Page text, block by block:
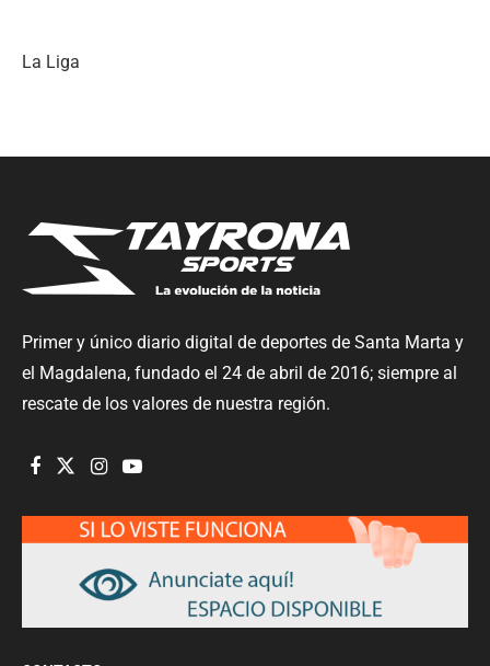
La Liga
Primer y único diario digital de deportes de Santa Marta y
el Magdalena, fundado el 24 de abril de 2016; siempre al
rescate de los valores de nuestra región.